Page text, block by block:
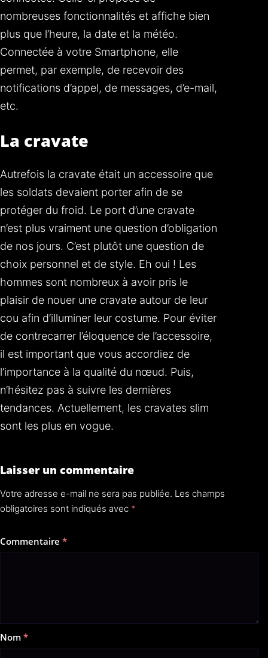
nombreuses fonctionnalités et affiche bien
plus que l’heure, la date et la météo.
Connectée à votre Smartphone, elle
permet, par exemple, de recevoir des
notifications d’appel, de messages, d’e-mail,
etc.
La cravate
Autrefois la cravate était un accessoire que
les soldats devaient porter afin de se
protéger du froid. Le port d’une cravate
n’est plus vraiment une question d’obligation
de nos jours. C’est plutôt une question de
choix personnel et de style. Eh oui ! Les
hommes sont nombreux à avoir pris le
plaisir de nouer une cravate autour de leur
cou afin d’illuminer leur costume. Pour éviter
de contrecarrer l’éloquence de l’accessoire,
il est important que vous accordiez de
l’importance à la qualité du nœud. Puis,
n’hésitez pas à suivre les dernières
tendances. Actuellement, les cravates slim
sont les plus en vogue.
Laisser un commentaire
Votre adresse e-mail ne sera pas publiée. Les champs
obligatoires sont indiqués avec *
Commentaire *
Nom *